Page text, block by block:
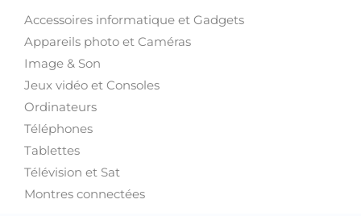
Accessoires informatique et Gadgets
Appareils photo et Caméras
Image & Son
Jeux vidéo et Consoles
Ordinateurs
Téléphones
Tablettes
Télévision et Sat
Montres connectées